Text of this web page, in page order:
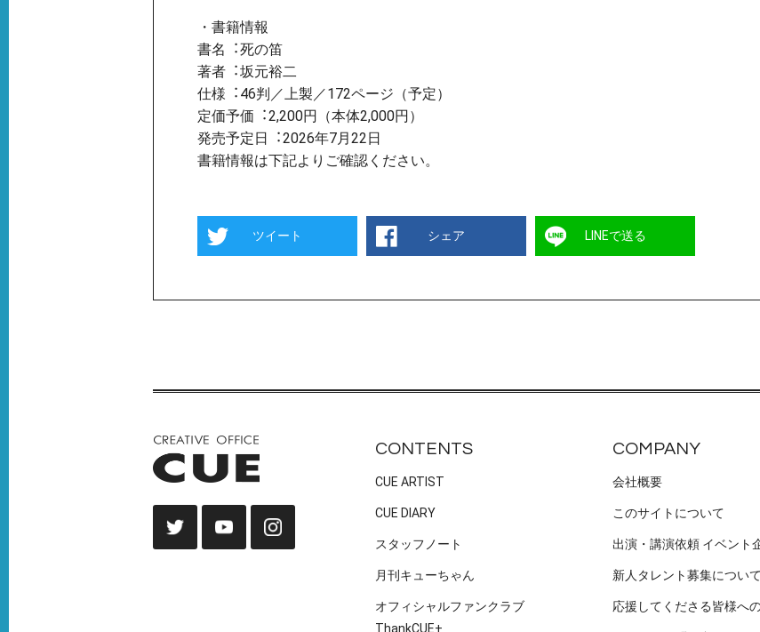
・書籍情報
書名︓死の笛
著者︓坂元裕⼆
仕様︓46判／上製／172ページ（予定）
定価予価︓2,200円（本体2,000円）
発売予定⽇︓2026年7⽉22⽇
書籍情報は下記よりご確認ください。
ツイート シェア LINEで送る
CONTENTS
CUE ARTIST
CUE DIARY
スタッフノート
月刊キューちゃん
オフィシャルファンクラブ
ThankCUE+
COMPANY
会社概要
このサイトについて
出演・講演依頼 イベント
新人タレント募集について
応援してくださる皆様へ